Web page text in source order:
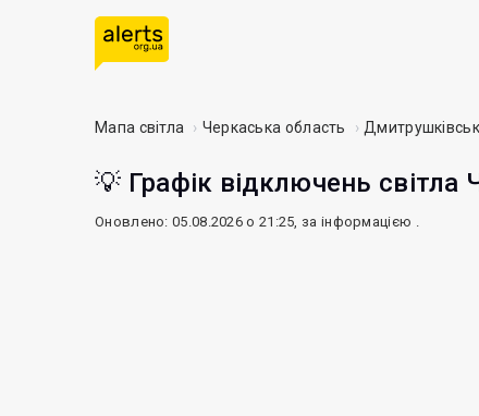
Мапа світла Черкаська область
💡 Графік відключень
Оновлено: 05.08.2026 о 21:25, за інформацією .